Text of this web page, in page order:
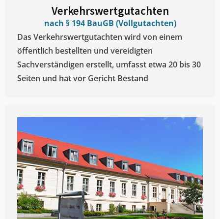
Verkehrswertgutachten
nach § 194 BauGB (Vollgutachten)
Das Verkehrswertgutachten wird von einem
öffentlich bestellten und vereidigten
Sachverständigen erstellt, umfasst etwa 20 bis 30
Seiten und hat vor Gericht Bestand